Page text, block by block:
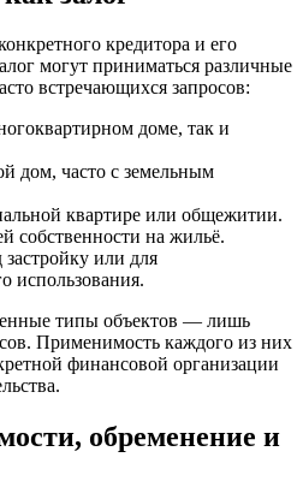
кредитора и его
могут приниматься различные
встречающихся запросов:
доме, так и
дом, часто с земельным
квартире или общежитии.
собственности на жильё.
или для
использования.
типы объектов — лишь
Применимость каждого из них
финансовой организации
обременение и